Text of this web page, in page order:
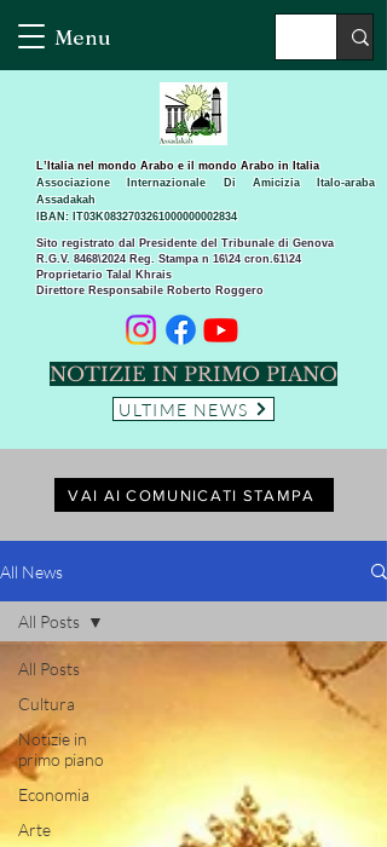
Menu
Sito registrato dal Presidente del Tribunale di Genova
R.G.V. 8468\2024 Reg. Stampa n 16\24 cron.61\24 ​
Proprietario Talal Khrais
Direttore Responsabile Roberto Roggero
L’Italia nel mondo Arabo e il mondo Arabo in Italia
Associazione Internazionale Di Amicizia Italo-araba
Assadakah
IBAN: IT03K0832703261000000002834
NOTIZIE IN PRIMO PIANO
ULTIME NEWS
VAI AI COMUNICATI STAMPA
All News
All Posts
Cultura
Notizie in
primo piano
Economia
Arte
All Posts